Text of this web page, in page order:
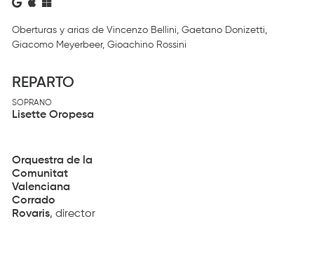
Oberturas y arias de Vincenzo Bellini, Gaetano Donizetti,
Giacomo Meyerbeer, Gioachino Rossini
REPARTO
SOPRANO
Lisette Oropesa
Orquestra de la
Comunitat
Valenciana
Corrado
Rovaris, director